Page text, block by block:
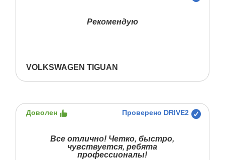
Рекомендую
VOLKSWAGEN TIGUAN
Доволен Проверено DRIVE2
Все отлично! Четко, быстро,
чувствуется, ребята
профессионалы!